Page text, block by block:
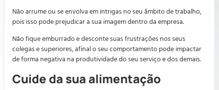
Não arrume ou se envolva em intrigas no seu âmbito de trabalho,
pois isso pode prejudicar a sua imagem dentro da empresa.
Não fique emburrado e desconte suas frustrações nos seus
colegas e superiores, afinal o seu comportamento pode impactar
de forma negativa na produtividade do seu serviço e dos demais.
Cuide da sua alimentação